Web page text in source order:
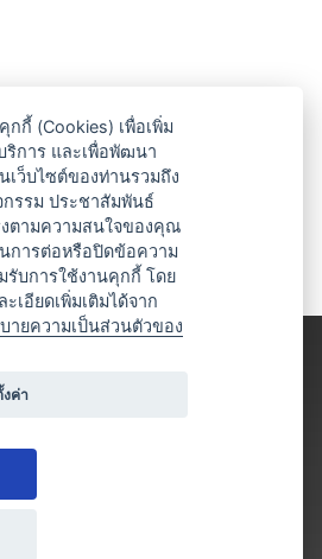
กกี้ (Cookies) เพื่อเพิ่ม
ริการ และเพื่อพัฒนา
ว็บไซต์ของท่านรวมถึง
รรม ประชาสัมพันธ์
ตามความสนใจของคุณ
การต่อหรือปิดข้อความ
บการใช้งานคุกกี้ โดย
เอียดเพิ่มเติมได้จาก
ายความเป็นส่วนตัวของ
งค่า